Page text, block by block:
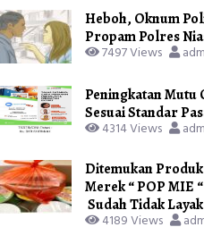
Heboh, Oknum
Propam Polres
7497 Views
Peningkatan Mutu
Sesuai Standar
4314 Views
Ditemukan
Merek “ POP MIE
Sudah Tidak
4189 Views